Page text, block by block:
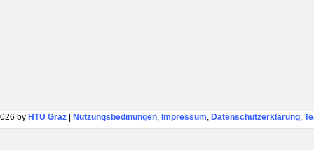
by HTU Graz| Nutzungsbedinungen, Impressum, Datenschutzerklärung,